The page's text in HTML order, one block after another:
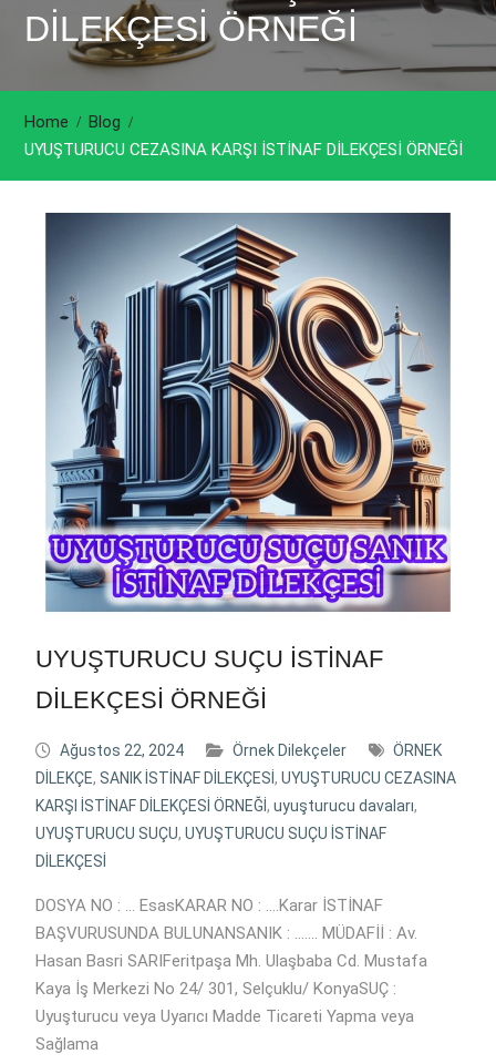
DİLEKÇESİ ÖRNEĞİ
Home
Blog
UYUŞTURUCU CEZASINA KARŞI İSTİNAF DİLEKÇESİ ÖRNEĞİ
UYUŞTURUCU SUÇU İSTİNAF
DİLEKÇESİ ÖRNEĞİ
Ağustos 22, 2024 Örnek Dilekçeler
ÖRNEK
DİLEKÇE, SANIK İSTİNAF DİLEKÇESİ , UYUŞTURUCU CEZASINA
KARŞI İSTİNAF DİLEKÇESİ ÖRNEĞİ , uyuşturucu davaları,
UYUŞTURUCU SUÇU, UYUŞTURUCU SUÇU İSTİNAF
DİLEKÇESİ
DOSYA NO : … EsasKARAR NO : ….Karar İSTİNAF
BAŞVURUSUNDA BULUNANSANIK : ……. MÜDAFİİ : Av.
Hasan Basri SARIFeritpaşa Mh. Ulaşbaba Cd. Mustafa
Kaya İş Merkezi No 24/ 301, Selçuklu/ KonyaSUÇ :
Uyuşturucu veya Uyarıcı Madde Ticareti Yapma veya
Sağlama